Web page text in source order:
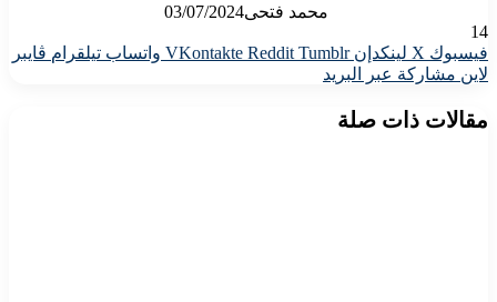
محمد فتحى03/07/2024
14
فيسبوك X لينكدإن واتساب تيلقرام ڤايبر
لاين مشاركة عبر البريد
مقالات ذات صلة